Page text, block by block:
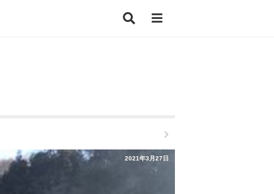
2021年3月27日